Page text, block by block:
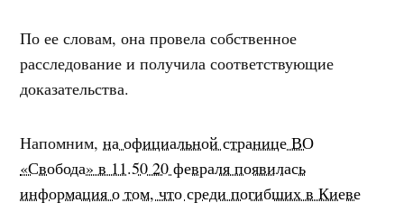
По ее словам, она провела собственное
расследование и получила соответствующие
доказательства.
Напомним,на официальной странице ВО
«Свобода» в 11.50 20 февраля появилась
информация о том, что среди погибших в Киеве